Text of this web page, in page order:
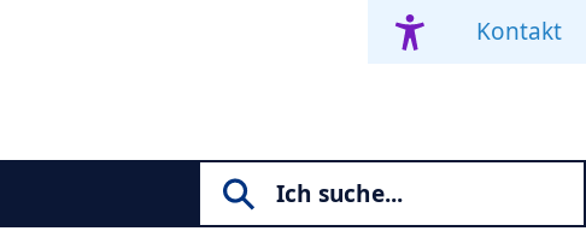
Kontakt